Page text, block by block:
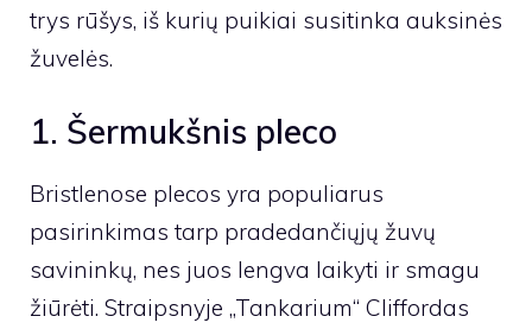
trys rūšys, iš kurių puikiai susitinka auksinės
žuvelės.
1. Šermukšnis pleco
Bristlenose plecos yra populiarus
pasirinkimas tarp pradedančiųjų žuvų
savininkų, nes juos lengva laikyti ir smagu
žiūrėti. Straipsnyje „Tankarium“ Cliffordas